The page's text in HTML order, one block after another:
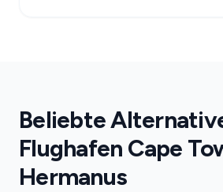
Beliebte
Flughafen Cape
Hermanus